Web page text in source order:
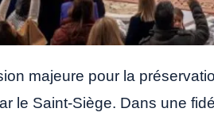
majeure pour la
le Saint-Siège. Dans une